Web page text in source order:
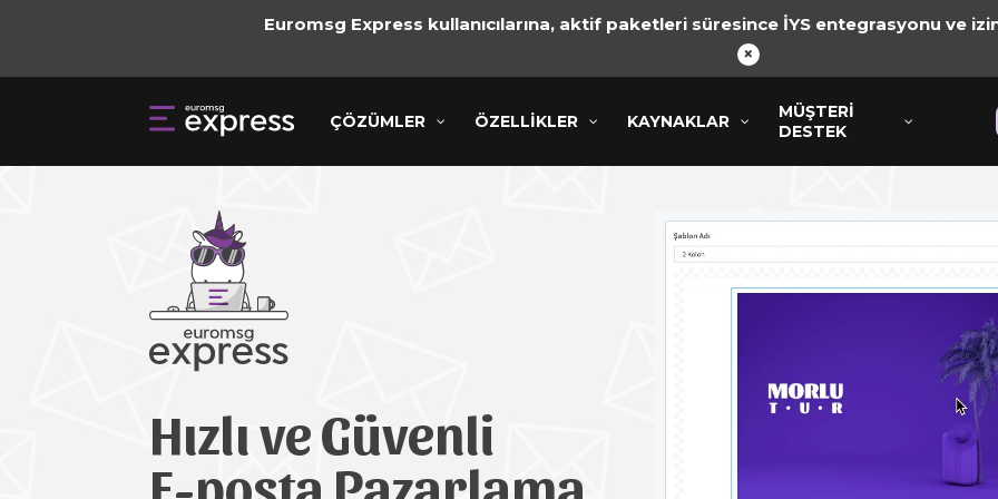
Euromsg Express kullanıcılarına, aktif paketleri süresince İYS entegrasyonu ve
×
ÇÖZÜMLER ÖZELLİKLER KAYNAKLAR
MÜŞTERI
DESTEK
ÇÖZÜMLER ÖZELLİKLER KAYNAKLAR
MÜŞTERI
DESTEK
Hızlı ve Güvenli
E-posta Pazarlama